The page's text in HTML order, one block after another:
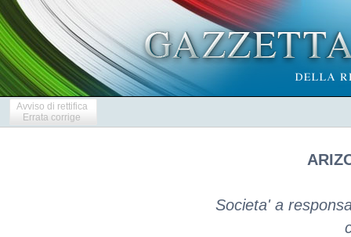
Avviso di rettifica
Errata corrige
Societa' a